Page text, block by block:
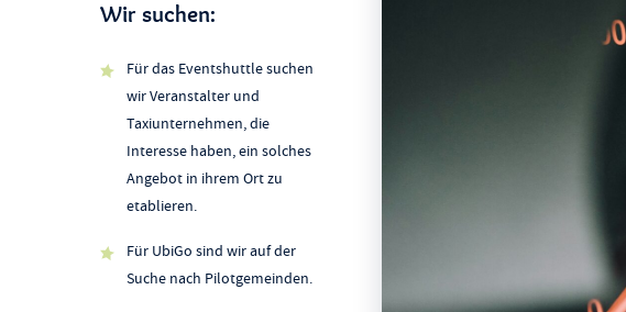
Wir suchen:
Für das Eventshuttle suchen
wir Veranstalter und
Taxiunternehmen, die
Interesse haben, ein solches
Angebot in ihrem Ort zu
etablieren.
Für UbiGo sind wir auf der
Suche nach Pilotgemeinden.